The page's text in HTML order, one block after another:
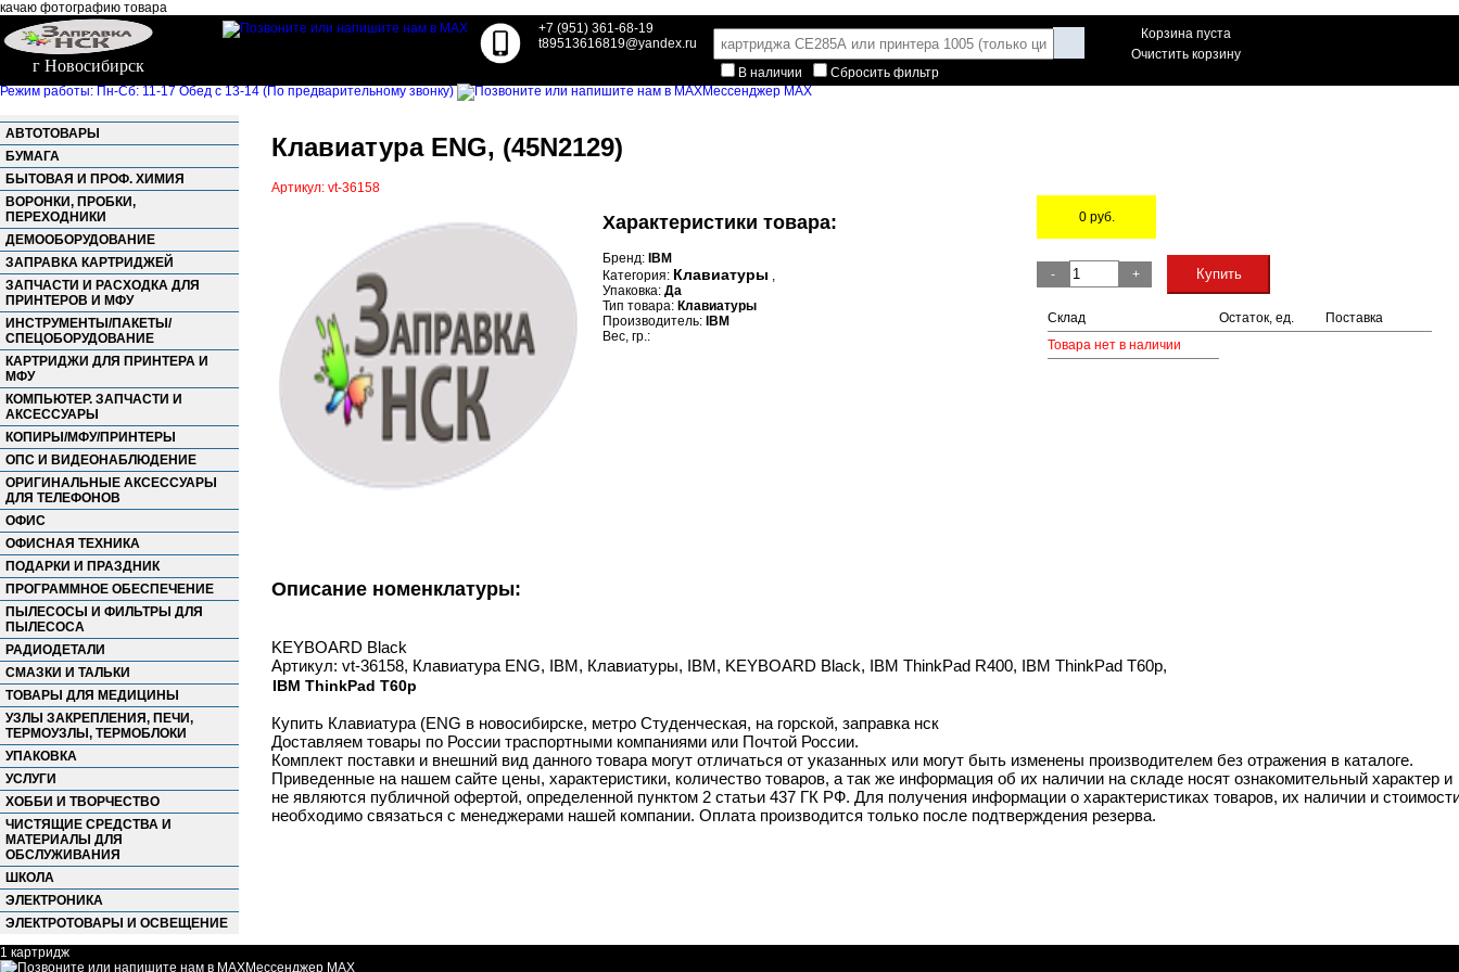
качаю фотографию товара
г Новосибирск
+7 (951) 361-68-19
t89513616819@yandex.ru
В наличии
Сбросить фильтр
Корзина пуста
Очистить корзину
Режим работы: Пн-Сб: 11-17 Обед с 13-14 (По предварительному звонку) Мессенджер MAX
АВТОТОВАРЫ
БУМАГА
БЫТОВАЯ И ПРОФ. ХИМИЯ
ВОРОНКИ, ПРОБКИ,
ПЕРЕХОДНИКИ
ДЕМООБОРУДОВАНИЕ
ЗАПРАВКА КАРТРИДЖЕЙ
ЗАПЧАСТИ И РАСХОДКА ДЛЯ
ПРИНТЕРОВ И МФУ
ИНСТРУМЕНТЫ/ПАКЕТЫ/
СПЕЦОБОРУДОВАНИЕ
КАРТРИДЖИ ДЛЯ ПРИНТЕРА И
МФУ
КОМПЬЮТЕР. ЗАПЧАСТИ И
АКСЕССУАРЫ
КОПИРЫ/МФУ/ПРИНТЕРЫ
ОПС И ВИДЕОНАБЛЮДЕНИЕ
ОРИГИНАЛЬНЫЕ АКСЕССУАРЫ
ДЛЯ ТЕЛЕФОНОВ
ОФИС
ОФИСНАЯ ТЕХНИКА
ПОДАРКИ И ПРАЗДНИК
ПРОГРАММНОЕ ОБЕСПЕЧЕНИЕ
ПЫЛЕСОСЫ И ФИЛЬТРЫ ДЛЯ
ПЫЛЕСОСА
РАДИОДЕТАЛИ
СМАЗКИ И ТАЛЬКИ
ТОВАРЫ ДЛЯ МЕДИЦИНЫ
УЗЛЫ ЗАКРЕПЛЕНИЯ, ПЕЧИ,
ТЕРМОУЗЛЫ, ТЕРМОБЛОКИ
УПАКОВКА
УСЛУГИ
ХОББИ И ТВОРЧЕСТВО
ЧИСТЯЩИЕ СРЕДСТВА И
МАТЕРИАЛЫ ДЛЯ
ОБСЛУЖИВАНИЯ
ШКОЛА
ЭЛЕКТРОНИКА
ЭЛЕКТРОТОВАРЫ И ОСВЕЩЕНИЕ
Клавиатура ENG, (45N2129)
Артикул: vt-36158
Характеристики товара:
Бренд: IBM
Категория: Клавиатуры ,
Упаковка: Да
Тип товара: Клавиатуры
Производитель: IBM
Вес, гр.:
0руб.
-
+ Купить
Склад Остаток, ед.
Поставка
Товара нет в наличии
Описание номенклатуры:
KEYBOARD Black
Артикул: vt-36158, Клавиатура ENG, IBM, Клавиатуры, IBM, KEYBOARD Black, IBM ThinkPad R400, IBM ThinkPad T60p,
IBM ThinkPad T60p
Купить Клавиатура (ENG в новосибирске, метро Студенческая, на горской, заправка нск
Доставляем товары по России траспортными компаниями или Почтой России.
Комплект поставки и внешний вид данного товара могут отличаться от указанных или могут быть изменены производителем без отражения в каталоге.
Приведенные на нашем сайте цены, характеристики, количество товаров, а так же информация об их наличии на складе носят ознакомительный характер и
не являются публичной офертой, определенной пунктом 2 статьи 437 ГК РФ. Для получения информации о характеристиках товаров, их наличии и
необходимо связаться с менеджерами нашей компании. Оплата производится только после подтверждения резерва.
1 картридж
Мессенджер MAX